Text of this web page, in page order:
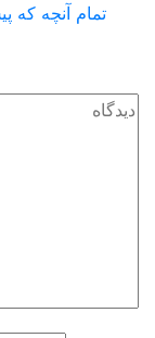
تمام آنچه که